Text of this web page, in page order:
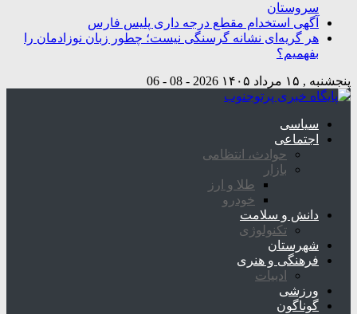
سروستان
آگهی استخدام مقطع درجه داری پلیس فارس
هر گریه‌ای نشانه گرسنگی نیست؛ چطور زبان نوزادمان را
بفهمیم؟
پنجشنبه , ۱۵ مرداد ۱۴۰۵ 2026 - 08 - 06
سیاسی
اجتماعی
حوادث، انتظامی
بازار
طلا و ارز
خودرو
دانش و سلامت
تکنولوژی
شهرستان
فرهنگی و هنری
ادبیات
ورزشی
گوناگون